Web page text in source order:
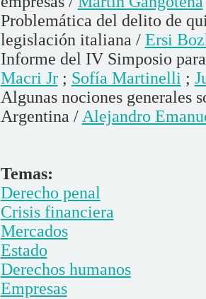
Problemática del delito de
legislación italiana / Ersi
Informe del IV Simposio
Macri Jr; Sofía Martinelli ;
Algunas nociones generales
Argentina / Alejandro
Temas:
Derecho penal
Crisis financiera
Mercados
Estado
Derechos humanos
Empresas